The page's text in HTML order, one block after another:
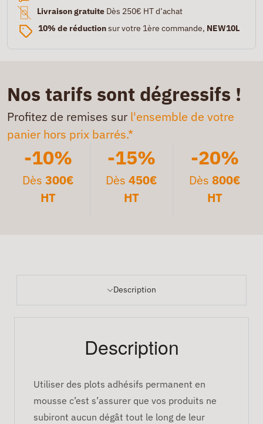
Livraison gratuite Dès 250€ HT d’achat
10% de réductionsur votre 1ère commande, NEW10L
Nos tarifs sont dégressifs !
Profitez de remises sur l'ensemble de votre
panier hors prix barrés.*
-10%
Dès300€
HT
-15%
Dès 450€
HT
-20%
Dès 800€
HT
Description
Description
Utiliser des plots adhésifs permanent en
mousse c’est s’assurer que vos produits ne
subiront aucun dégât tout le long de leur